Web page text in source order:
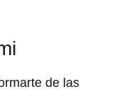
de las